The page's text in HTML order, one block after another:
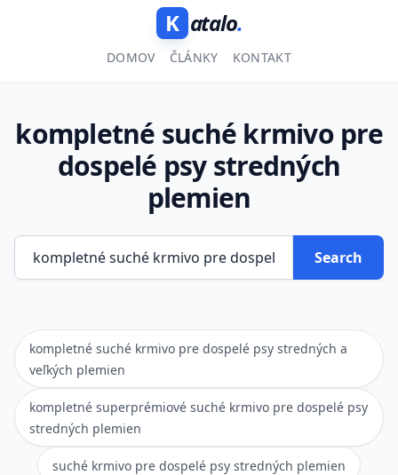
K atalo.
DOMOV ČLÁNKY KONTAKT
kompletné suché krmivo pre
dospelé psy stredných
plemien
Search
kompletné suché krmivo pre dospelé psy stredných a
veľkých plemien
kompletné superprémiové suché krmivo pre dospelé psy
stredných plemien
suché krmivo pre dospelé psy stredných plemien